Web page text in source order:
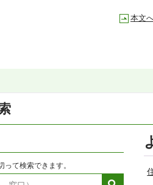
本文
て検索できます。